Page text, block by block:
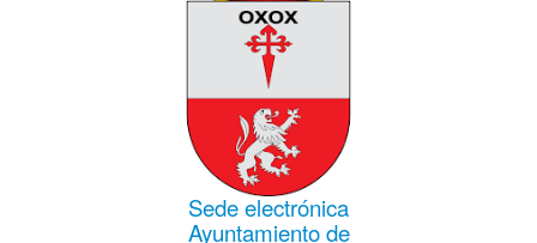
Sede electrónica
Ayuntamiento de